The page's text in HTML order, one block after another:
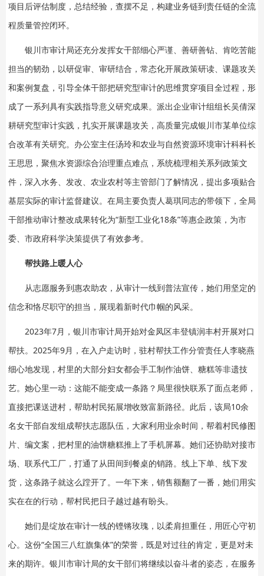
项目后评估制度，总结经验，查摆不足，构建业务链到责任链的全流
程质量管控闭环。
银川市审计局还充分发挥女干部细心严谨、善研善钻、肯吃苦能
担当的韧劲，以研促审、审研结合，常态化开展政策研读、课题攻关
和案例复盘，引导全体干部把研究型审计的思维贯穿项目全过程，形
成了一系列具有实践指导意义研究成果。派出企业审计组组长吴倩深
耕研究型审计实践，扎实开展课题攻关，高质量完成银川市某单位综
合改革有关研究。办公室主任汤玲和农业与自然资源环境审计科科长
王思思，聚焦水资源综合治理重点难点，系统梳理相关系列政策文
件，深入水务、发改、农业农村等主管部门了解情况，提出多项贴合
基层实际的审计监督建议。在局主要负责人葛琪同志的带领下，全局
干部推动审计整改成果转化为“新型工业化18条”等惠企政策，为市
委、市政府科学决策提供了有效参考。
帮扶路上暖人心
从志愿服务到惠农助农，从审计一线到普法宣传，她们用坚定的
信念和恪尽职守的担当，展现着新时代巾帼的风采。
2023年7月，银川市审计局开始对金凤区丰登镇润丰村开展对口
帮扶。2025年9月，在入户走访时，驻村帮扶工作分管责任人李晓燕
细心地发现，村里的大部分妇女都会手工制作油饼、糖糕等非遗技
艺。她心里一动：这能不能变成一条路？局里很快联系了面点老师，
直接把课送进村，帮助村民拓展增收致富新路径。此后，该局10余
名女干部自发组成帮扶志愿队伍，大家利用业余时间，帮着村民修图
片、编文案，把村里的油饼糖糕推上了手机屏幕。她们还协助对接市
场、联系代工厂，打通了从田间到餐桌的销路。线上下单、线下发
货，这条路子就这么蹚开了。一年下来，销售额翻了一番，她们用实
实在在的行动，帮村民把日子越过越有盼头。
她们是绽放在审计一线的铿锵玫瑰，以柔肩担重任，用匠心守初
心。这份“全国三八红旗集体”的荣誉，既是对过往的肯定，更是对未
来的期许。银川市审计局的女干部们将继续以奋斗者的姿态，在服务